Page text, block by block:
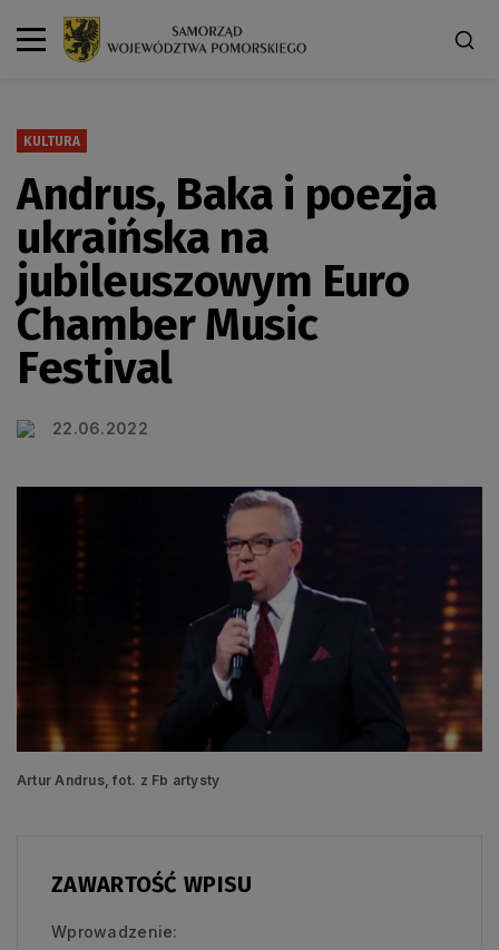
KULTURA
Andrus, Baka i poezja
ukraińska na
jubileuszowym Euro
Chamber Music
Festival
22.06.2022
Artur Andrus, fot. z Fb artysty
ZAWARTOŚĆ WPISU
Wprowadzenie: